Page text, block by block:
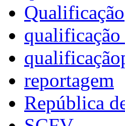
Qualificação
reportagem
República